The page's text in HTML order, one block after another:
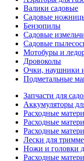
Валики садовые
Садовые
Бензопилы
Садовые
Садовые
Мотобуры и
Дровоколы
Очки, наушники
Подметальные
Запчасти для
Аккумуляторы
Расходные
Расходные
Расходные
Лески для
Ножи и головки
Расходные